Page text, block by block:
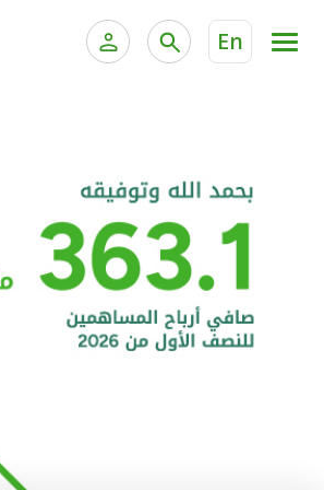
En
الخدمات المصرفية الإلكترونية للشركات
خدمة "بيتك" للتداول الإلكتروني
الحسابات المصرفية
البطاقات
"برامج العملاء"